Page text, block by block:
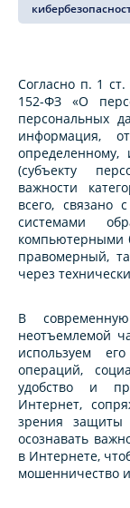
Согласно п. 1
152-ФЗ «О
персональных
информация,
(субъекту
важности
всего, связано
системами
компьютерными
правомерный,
через
В
неотъемлемой
используем
операций,
удобство и
Интернет,
зрения
осознавать
в Интернете,
мошенничество